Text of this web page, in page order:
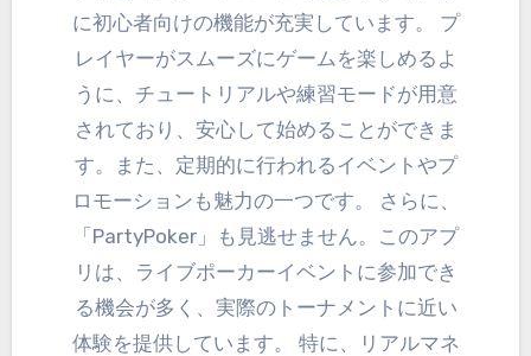
に初心者向けの機能が充実しています。 プ
レイヤーがスムーズにゲームを楽しめるよ
うに、チュートリアルや練習モードが用意
されており、安心して始めることができま
す。また、定期的に行われるイベントやプ
ロモーションも魅力の一つです。 さらに、
「PartyPoker」も見逃せません。このアプ
リは、ライブポーカーイベントに参加でき
る機会が多く、実際のトーナメントに近い
体験を提供しています。 特に、リアルマネ